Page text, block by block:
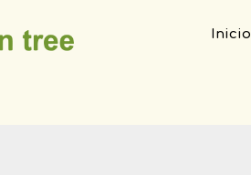
Inicio